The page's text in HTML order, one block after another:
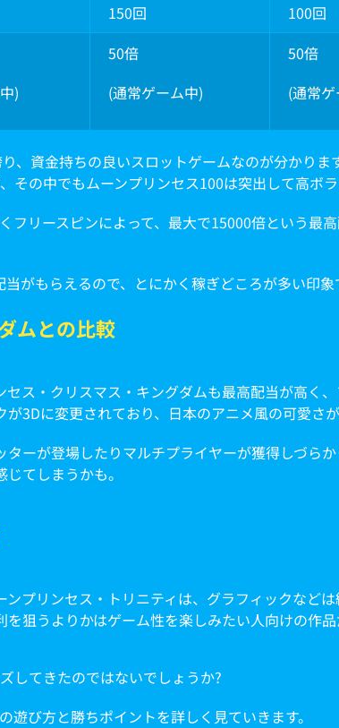
150回 100回
)
50倍
(通常ゲーム中)
50倍
(通常
、資金持ちの良いスロットゲームなのが分かり
その中でもムーンプリンセス100は突出して高ボ
リースピンによって、最大で15000倍という最
がもらえるので、とにかく稼ぎどころが多い印象
ムとの比較
セス・クリスマス・キングダムも最高配当が高く
が3Dに変更されており、日本のアニメ風の可愛さ
ターが登場したりマルチプライヤーが獲得しづら
じてしまうかも。
ンプリンセス・トリニティは、グラフィックなど
を狙うよりかはゲーム性を楽しみたい人向けの作品
してきたのではないでしょうか?
び方と勝ちポイントを詳しく見ていきます。